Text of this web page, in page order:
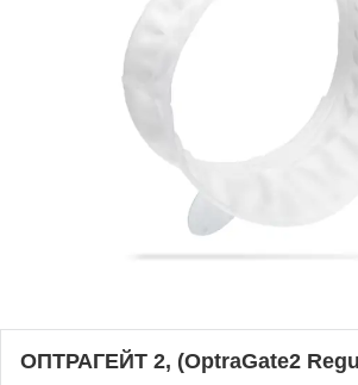
ОПТРАГЕЙТ 2, (OptraGate2